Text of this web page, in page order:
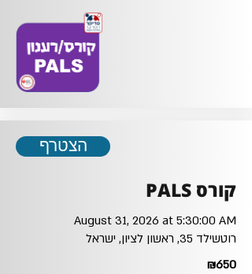
הצטרף
קורס PALS
August 31, 2026 at 5:30:00 AM
רוטשילד 35, ראשון לציון, ישראל
₪650